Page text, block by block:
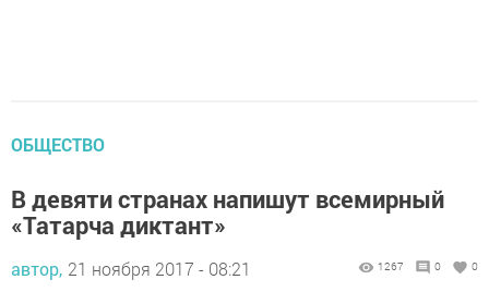
ОБЩЕСТВО
В девяти странах напишут всемирный
«Татарча диктант»
автор, 21 ноября 2017 - 08:21 1267 0 0